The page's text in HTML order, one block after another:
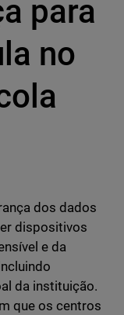
para
no
dos dados
dispositivos
e da
da instituição.
que os centros